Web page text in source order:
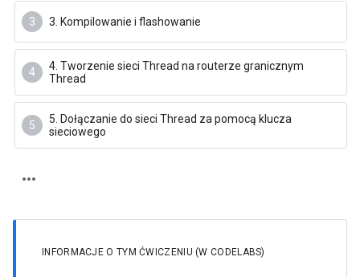
3. Kompilowanie i flashowanie
4. Tworzenie sieci Thread na routerze granicznym
Thread
5. Dołączanie do sieci Thread za pomocą klucza
sieciowego
INFORMACJE O TYM ĆWICZENIU (W CODELABS)